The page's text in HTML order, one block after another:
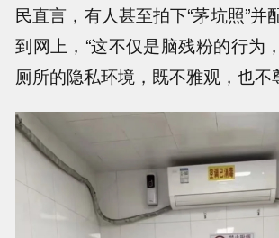
民直言，有人甚至拍下“茅坑照”并
到网上，“这不仅是脑残粉的行为
厕所的隐私环境，既不雅观，也不